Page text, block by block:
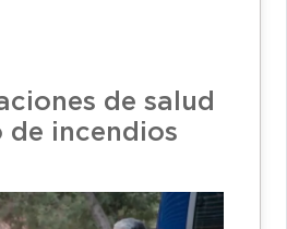
de salud
de incendios